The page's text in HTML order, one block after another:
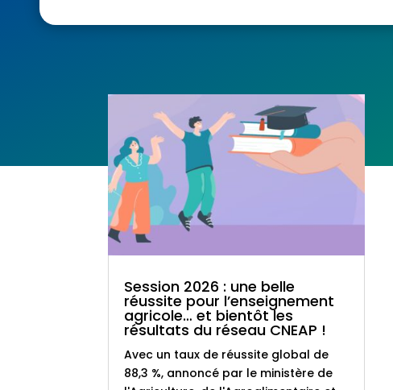
Session 2026 : une belle
réussite pour l’enseignement
agricole… et bientôt les
résultats du réseau CNEAP !
Avec un taux de réussite global de
88,3 %, annoncé par le ministère de